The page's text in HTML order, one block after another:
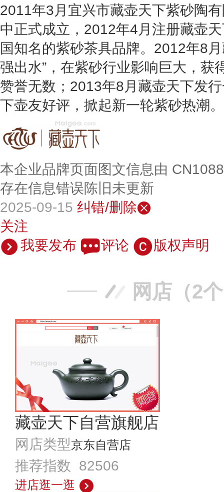
2011年3月宜兴市藏壶天下紫砂陶
中正式成立，2012年4月注册藏壶
国知名的紫砂茶具品牌。2012年8
强出水”，在紫砂行业影响巨大，获
赞誉无数；2013年8月藏壶天下发
下壶友好评，掀起新一轮紫砂热潮。
本企业品牌页面图文信息由
存在信息错误陈旧未更新
2025-09-15 纠错/删除
关注
我要发布
评论 版权声明
网店（2
藏壶天下自营旗舰店
网店类型京东自营店
推荐指数 82506
进店逛一逛